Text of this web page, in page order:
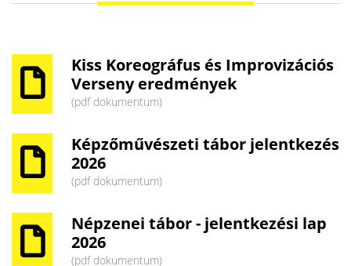
Kiss Koreográfus és Improvizációs
Verseny eredmények
(pdf dokumentum)
Képzőművészeti tábor jelentkezés
2026
(pdf dokumentum)
Népzenei tábor - jelentkezési lap
2026
(pdf dokumentum)